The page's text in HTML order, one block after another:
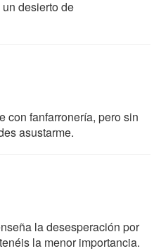
desierto de
con fanfarronería, pero sin
asustarme.
la desesperación por
la menor importancia.